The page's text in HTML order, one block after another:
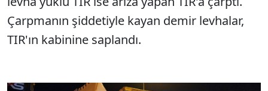
Çarpmanın şiddetiyle kayan demir levhalar,
TIR'ın kabinine saplandı.